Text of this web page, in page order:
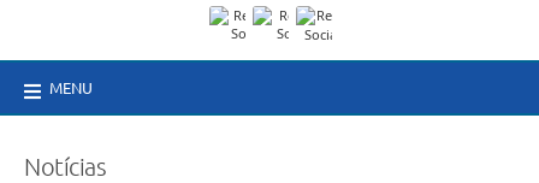
MENU
Notícias